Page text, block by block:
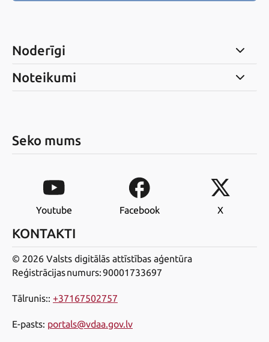
Noderīgi
Noteikumi
Seko mums
Youtube Facebook X
KONTAKTI
© 2026 Valsts digitālās attīstības aģentūra
Reģistrācijas numurs: 90001733697
Tālrunis:: +37167502757
E-pasts: portals@vdaa.gov.lv